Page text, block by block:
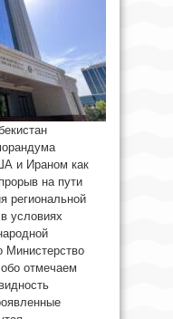
и Ираном как
на пути
региональной
условиях
Министерство
отмечаем